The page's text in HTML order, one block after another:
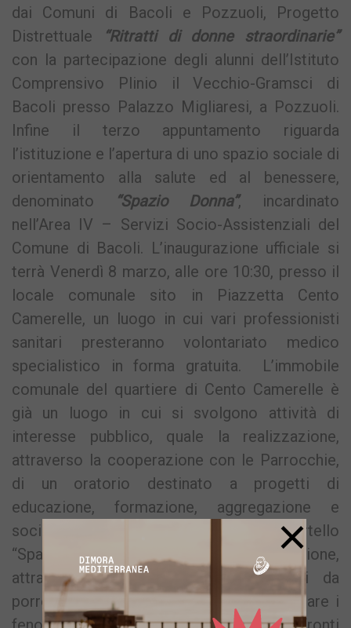
dai Comuni di Bacoli e Pozzuoli, Progetto
Distrettuale
“Ritratti di donne straordinarie”
con la partecipazione degli alunni dell’Istituto
Comprensivo Plinio il Vecchio-Gramsci di
Bacoli presso Palazzo Migliaresi, a Pozzuoli.
Infine il terzo appuntamento riguarda
l’istituzione e l’apertura di uno spazio sociale di
orientamento alla salute ed al benessere,
denominato “Spazio Donna”, incardinato
nell’Area IV – Servizi Socio-Assistenziali del
Comune di Bacoli. L’inaugurazione ufficiale si
terrà Venerdì 8 marzo, alle ore 10:30, presso il
locale comunale sito in Piazzetta Cento
Camerelle, un luogo in cui vari professionisti
sanitari presteranno volontariato medico
specialistico in forma gratuita. L’immobile
comunale del quartiere di Cento Camerelle è
già un luogo in cui si svolgono attività di
interesse pubblico, quale la realizzazione,
attraverso la cooperazione con le Parrocchie,
di un oratorio destinato a progetti di
educazione, formazione, aggregazione e
sociali. Dunque, l’apertura di uno sportello
“Spazio Donna” va nella stessa direzione,
attraverso l’individuazione di interventi da
porre in essere sul territorio per contrastare i
×